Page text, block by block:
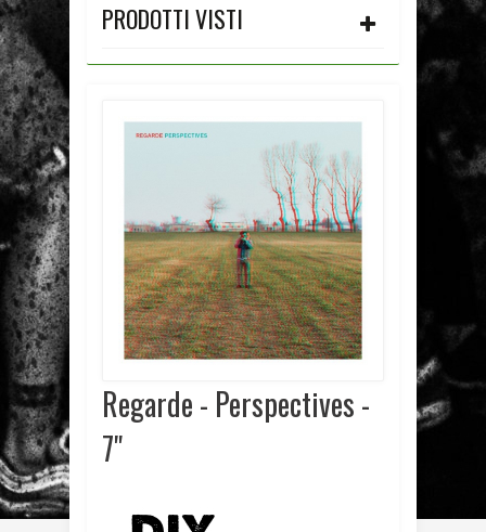
PRODOTTI VISTI
Regarde - Perspectives -
7"